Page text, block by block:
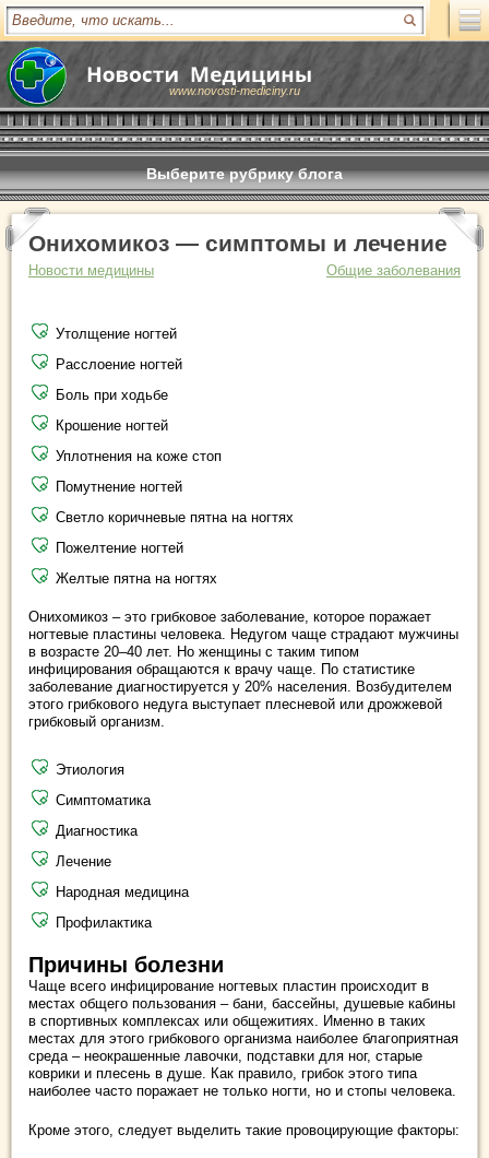
www.novosti-mediciny.ru
Выберите рубрику блога
Онихомикоз — симптомы и лечение
Новости медицины Общие заболевания
Утолщение ногтей
Расслоение ногтей
Боль при ходьбе
Крошение ногтей
Уплотнения на коже стоп
Помутнение ногтей
Светло коричневые пятна на ногтях
Пожелтение ногтей
Желтые пятна на ногтях
Онихомикоз – это грибковое заболевание, которое поражает
ногтевые пластины человека. Недугом чаще страдают мужчины
в возрасте 20–40 лет. Но женщины с таким типом
инфицирования обращаются к врачу чаще. По статистике
заболевание диагностируется у 20% населения. Возбудителем
этого грибкового недуга выступает плесневой или дрожжевой
грибковый организм.
Этиология
Симптоматика
Диагностика
Лечение
Народная медицина
Профилактика
Причины болезни
Чаще всего инфицирование ногтевых пластин происходит в
местах общего пользования – бани, бассейны, душевые кабины
в спортивных комплексах или общежитиях. Именно в таких
местах для этого грибкового организма наиболее благоприятная
среда – неокрашенные лавочки, подставки для ног, старые
коврики и плесень в душе. Как правило, грибок этого типа
наиболее часто поражает не только ногти, но и стопы человека.
Кроме этого, следует выделить такие провоцирующие факторы: